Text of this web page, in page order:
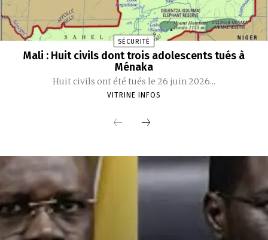
SÉCURITÉ
Mali : Huit civils dont trois adolescents tués à
Ménaka
Huit civils ont été tués le 26 juin 2026...
VITRINE INFOS